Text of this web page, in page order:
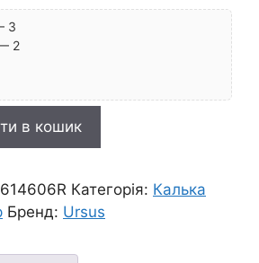
3
2
в кошик
Категорія: Калька
Бренд: Ursus